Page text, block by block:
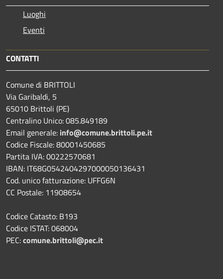
Luoghi
Eventi
CONTATTI
Comune di BRITTOLI
Via Garibaldi, 5
65010 Brittoli (PE)
Centralino Unico: 085.849189
Email generale: info@comune.brittoli.pe.it
Codice Fiscale: 80001450685
Partita IVA: 00222570681
IBAN: IT68G0542404297000050136431
Cod. unico fatturazione: UFFG6N
CC Postale: 11908654
Codice Catasto: B193
Codice ISTAT: 068004
PEC:comune.brittoli@pec.it